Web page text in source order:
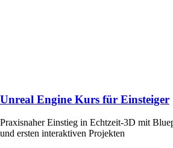
Unreal Engine Kurs für Einsteiger
Praxisnaher Einstieg in Echtzeit-3D mit
und ersten interaktiven Projekten